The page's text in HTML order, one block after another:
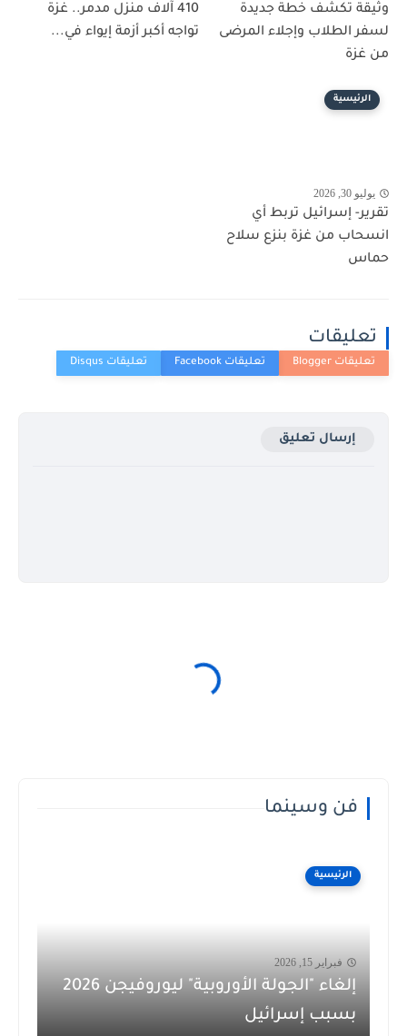
وثيقة تكشف خطة جديدة
لسفر الطلاب وإجلاء المرضى
من غزة
410 آلاف منزل مدمر.. غزة
تواجه أكبر أزمة إيواء في...
الرئيسية
يوليو 30, 2026
تقرير- إسرائيل تربط أي
انسحاب من غزة بنزع سلاح
حماس
تعليقات
إرسال تعليق
فن وسينما
الرئيسية
فبراير 15, 2026
إلغاء "الجولة الأوروبية" ليوروفيجن 2026
بسبب إسرائيل